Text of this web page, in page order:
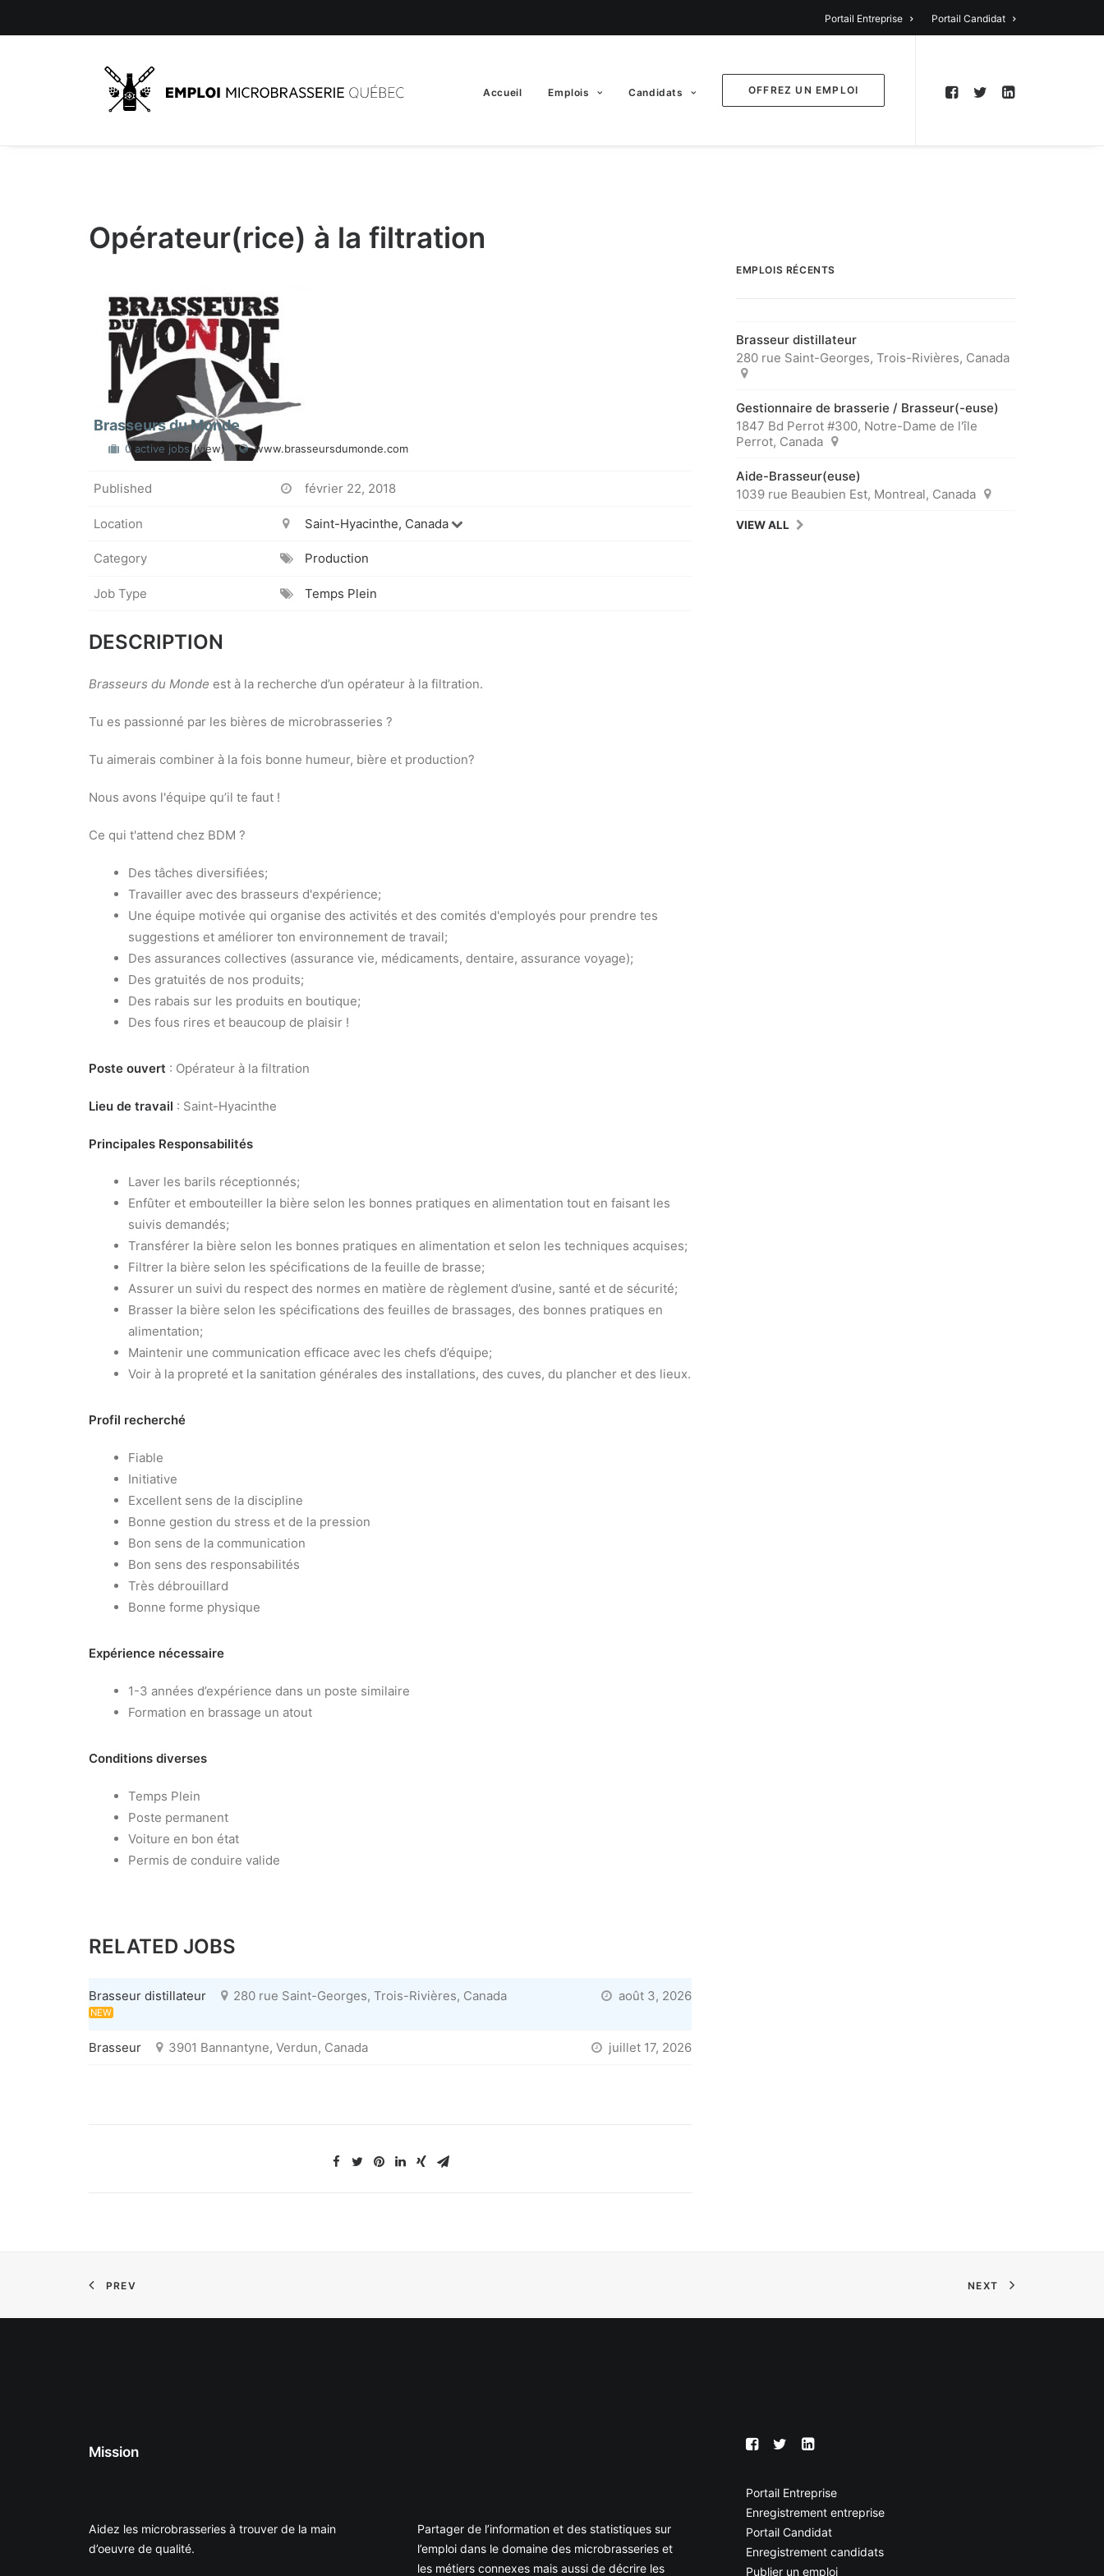
Portail Entreprise Portail Candidat
Accueil Emplois Candidats OFFREZ UN EMPLOI
Opérateur(rice) à la filtration
Brasseurs du Monde
0 active jobs(view) www.brasseursdumonde.com
Published février 22, 2018
Location Saint-Hyacinthe, Canada
Category Production
Job Type Temps Plein
DESCRIPTION
Brasseurs du Monde est à la recherche d’un opérateur à la filtration.
Tu es passionné par les bières de microbrasseries ?
Tu aimerais combiner à la fois bonne humeur, bière et production?
Nous avons l'équipe qu’il te faut !
Ce qui t'attend chez BDM ?
Des tâches diversifiées;
Travailler avec des brasseurs d'expérience;
Une équipe motivée qui organise des activités et des comités d'employés pour prendre tes
suggestions et améliorer ton environnement de travail;
Des assurances collectives (assurance vie, médicaments, dentaire, assurance voyage);
Des gratuités de nos produits;
Des rabais sur les produits en boutique;
Des fous rires et beaucoup de plaisir !
Poste ouvert : Opérateur à la filtration
Lieu de travail : Saint-Hyacinthe
Principales Responsabilités
Laver les barils réceptionnés;
Enfûter et embouteiller la bière selon les bonnes pratiques en alimentation tout en faisant les
suivis demandés;
Transférer la bière selon les bonnes pratiques en alimentation et selon les techniques acquises;
Filtrer la bière selon les spécifications de la feuille de brasse;
Assurer un suivi du respect des normes en matière de règlement d’usine, santé et de sécurité;
Brasser la bière selon les spécifications des feuilles de brassages, des bonnes pratiques en
alimentation;
Maintenir une communication efficace avec les chefs d’équipe;
Voir à la propreté et la sanitation générales des installations, des cuves, du plancher et des lieux.
Profil recherché
Fiable
Initiative
Excellent sens de la discipline
Bonne gestion du stress et de la pression
Bon sens de la communication
Bon sens des responsabilités
Très débrouillard
Bonne forme physique
Expérience nécessaire
1-3 années d’expérience dans un poste similaire
Formation en brassage un atout
Conditions diverses
Temps Plein
Poste permanent
Voiture en bon état
Permis de conduire valide
RELATED JOBS
Brasseur distillateur 280 rue Saint-Georges, Trois-Rivières, Canada
NEW
août 3, 2026
Brasseur 3901 Bannantyne, Verdun, Canada juillet 17, 2026
EMPLOIS RÉCENTS
Brasseur distillateur
280 rue Saint-Georges, Trois-Rivières, Canada
Gestionnaire de brasserie / Brasseur(-euse)
1847 Bd Perrot #300, Notre-Dame de l'île
Perrot, Canada
Aide-Brasseur(euse)
1039 rue Beaubien Est, Montreal, Canada
VIEW ALL
PREV NEXT
Mission
Aidez les microbrasseries à trouver de la main
d’oeuvre de qualité.
Partager de l’information et des statistiques sur
l’emploi dans le domaine des microbrasseries et
les métiers connexes mais aussi de décrire les
Portail Entreprise
Enregistrement entreprise
Portail Candidat
Enregistrement candidats
Publier un emploi